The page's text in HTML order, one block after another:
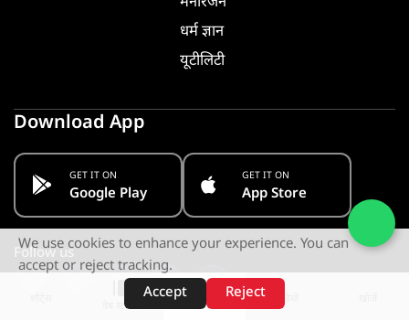
वेब स्टोरीज़
धर्म ज्ञान
यूटीलिटी
Download App
GET IT ON
Google Play
GET IT ON
App Store
Follow us
We use cookies to enhance your experience. You can
accept or reject tracking.
Accept
Reject